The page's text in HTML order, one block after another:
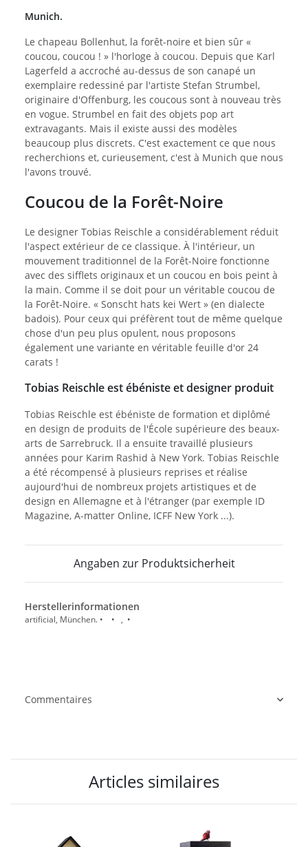
Munich.
Le chapeau Bollenhut, la forêt-noire et bien sûr «
coucou, coucou ! » l'horloge à coucou. Depuis que Karl
Lagerfeld a accroché au-dessus de son canapé un
exemplaire redessiné par l'artiste Stefan Strumbel,
originaire d'Offenburg, les coucous sont à nouveau très
en vogue. Strumbel en fait des objets pop art
extravagants. Mais il existe aussi des modèles
beaucoup plus discrets. C'est exactement ce que nous
recherchions et, curieusement, c'est à Munich que nous
l'avons trouvé.
Coucou de la Forêt-Noire
Le designer Tobias Reischle a considérablement réduit
l'aspect extérieur de ce classique. À l'intérieur, un
mouvement traditionnel de la Forêt-Noire fonctionne
avec des sifflets originaux et un coucou en bois peint à
la main. Comme il se doit pour un véritable coucou de
la Forêt-Noire. « Sonscht hats kei Wert » (en dialecte
badois). Pour ceux qui préfèrent tout de même quelque
chose d'un peu plus opulent, nous proposons
également une variante en véritable feuille d'or 24
carats !
Tobias Reischle est ébéniste et designer produit
Tobias Reischle est ébéniste de formation et diplômé
en design de produits de l'École supérieure des beaux-
arts de Sarrebruck. Il a ensuite travaillé plusieurs
années pour Karim Rashid à New York. Tobias Reischle
a été récompensé à plusieurs reprises et réalise
aujourd'hui de nombreux projets artistiques et de
design en Allemagne et à l'étranger (par exemple ID
Magazine, A-matter Online, ICFF New York ...).
Angaben zur Produktsicherheit
Herstellerinformationen
artificial, München. • • , •
Commentaires
Articles similaires